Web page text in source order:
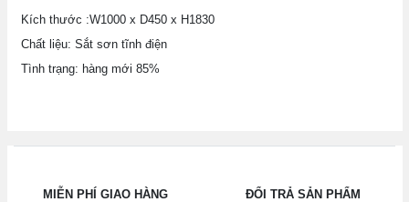
Kích thước :W1000 x D450 x H1830
Chất liệu: Sắt sơn tĩnh điện
Tình trạng: hàng mới 85%
MIỄN PHÍ GIAO HÀNG ĐỔI TRẢ SẢN PHẨM